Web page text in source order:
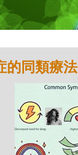
的同類療法